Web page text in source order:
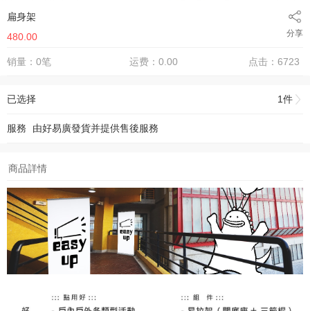
扁身架
分享
480.00
销量：0笔 运费：0.00 点击：6723
已选择 1件
服務 由好易廣發貨并提供售後服務
商品詳情